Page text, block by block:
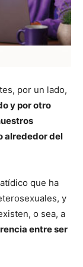
por un lado,
y por otro
alrededor del
que ha
y
o sea, a
entre ser